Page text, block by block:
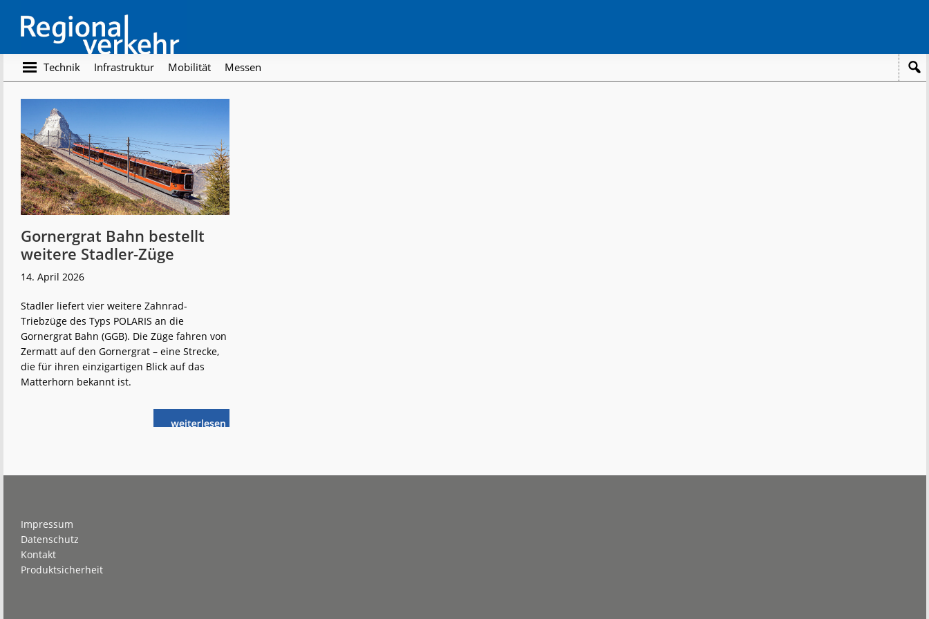
main
content
footer
Regionalverkehr
Die
Fachzeitschrift
Öffentlichen
Personennahverkehr
Technik Infrastruktur Mobilität Messen
Gornergrat Bahn bestellt
weitere Stadler-Züge
14. April 2026
Stadler liefert vier weitere Zahnrad-
Triebzüge des Typs POLARIS an die
Gornergrat Bahn (GGB). Die Züge fahren von
Zermatt auf den Gornergrat – eine Strecke,
die für ihren einzigartigen Blick auf das
Matterhorn bekannt ist.
weiterlese
nGornergrat
Impressum
Datenschutz
Kontakt
Produktsicherheit